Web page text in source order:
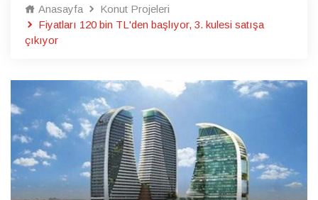
Anasayfa
Konut Projeleri
Fiyatları 120 bin TL'den başlıyor, 3. kulesi satışa
çıkıyor